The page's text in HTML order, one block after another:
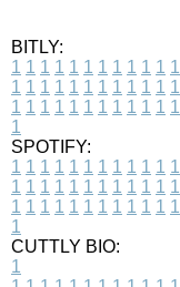
BITLY:
1 1 1 1 1 1 1 1 1 1 1 1
1 1 1 1 1 1 1 1 1 1 1 1
1 1 1 1 1 1 1 1 1 1 1 1
1
SPOTIFY:
1 1 1 1 1 1 1 1 1 1 1 1
1 1 1 1 1 1 1 1 1 1 1 1
1 1 1 1 1 1 1 1 1 1 1 1
1
CUTTLY BIO:
1